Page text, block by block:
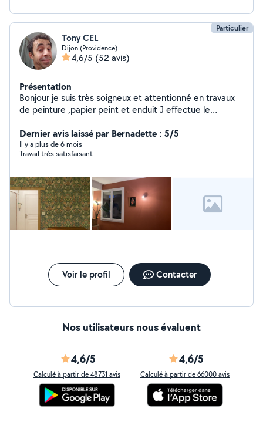
Particulier
Tony CEL
Dijon (Providence)
4,6/5 (52 avis)
Présentation
Bonjour je suis très soigneux et attentionné en travaux
de peinture ,papier peint et enduit J effectue le
Dernier avis laissé par Bernadette : 5/5
Il y a plus de 6 mois
Travail très satisfaisant
Voir le profil Contacter
Nos utilisateurs nous évaluent
4,6/5
Calculé à partir de 48731 avis
4,6/5
Calculé à partir de 66000 avis